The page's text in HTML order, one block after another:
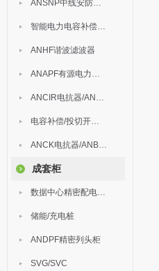
ANSNP中线安防保护器
智能电力电容补偿装置
ANHF谐波滤波器
ANAPF有源电力滤波器
ANCIR电抗器/ANHPD300谐波保护器
电容补偿/投切开关/ARC
ANCK电抗器/ANBSMJ自愈式低压并联电容器
成套柜
数据中心精密配电监控装置
储能/充电桩
ANDPF精密列头柜
SVG/SVC